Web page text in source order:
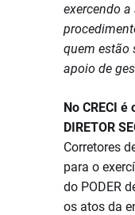
exercendo
quem estão
apoio de
No CRECI é
DIRETOR
Corretores
para o
do PODER
os atos da